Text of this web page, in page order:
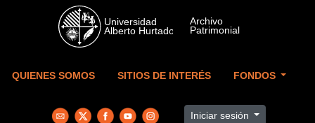
Skip to main content
QUIENES SOMOS SITIOS DE INTERÉS FONDOS
Iniciar sesión